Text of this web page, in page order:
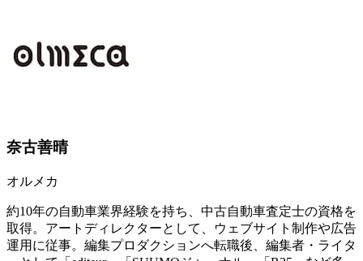
奈古善晴
オルメカ
約10年の自動車業界経験を持ち、中古自動車査定士の資格を
取得。アートディレクターとして、ウェブサイト制作や広告
運用に従事。編集プロダクションへ転職後、編集者・ライタ